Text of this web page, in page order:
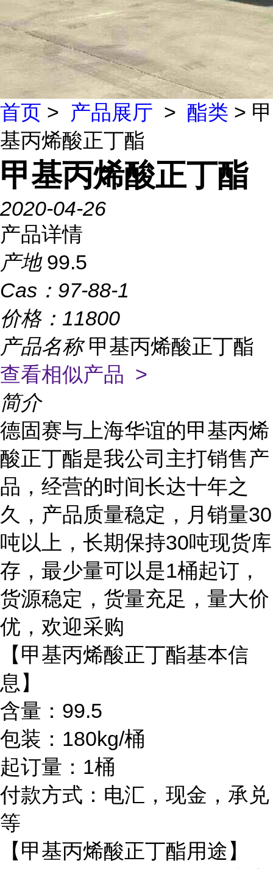
首页 > 产品展厅 > 酯类 > 甲
基丙烯酸正丁酯
甲基丙烯酸正丁酯
2020-04-26
产品详情
产地 99.5
Cas： 97-88-1
价格： 11800
产品名称甲基丙烯酸正丁酯
查看相似产品 >
简介
德固赛与上海华谊的甲基丙烯
酸正丁酯是我公司主打销售产
品，经营的时间长达十年之
久，产品质量稳定，月销量30
吨以上，长期保持30吨现货库
存，最少量可以是1桶起订，
货源稳定，货量充足，量大价
优，欢迎采购
【甲基丙烯酸正丁酯基本信
息】
含量：99.5
包装：180kg/桶
起订量：1桶
付款方式：电汇，现金，承兑
等
【甲基丙烯酸正丁酯用途】